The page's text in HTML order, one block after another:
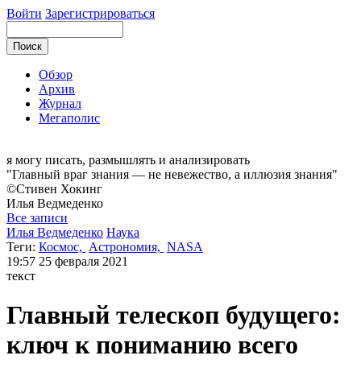
Войти Зарегистрироваться
Обзор
Архив
Журнал
Мегаполис
я могу писать, размышлять и анализировать
"Главный враг знания — не невежество, а иллюзия знания"
©Стивен Хокинг
Илья Ведмеденко
Все записи
Илья Ведмеденко Наука
Теги: Космос, Астрономия, NASA
19:57 25 февраля 2021
текст
Главный телескоп будущего:
ключ к пониманию всего